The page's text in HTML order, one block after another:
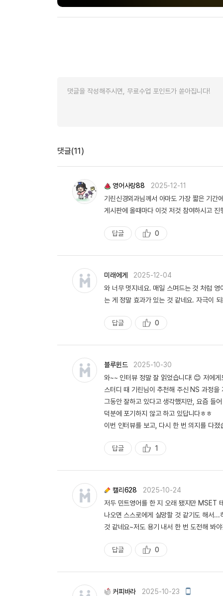
댓글(11)
영어사랑88
2025-12-11
기린신경외과님께서 아마도 가장 짧은 기간
게시판에 올때마다 이것 저것 참여하시고
답글
추
천
0
미래에게
2025-12-04
와 너무 멋지네요. 매일 스며드는 것 처럼
는 게 정말 효과가 있는 것 같네요. 자극이
답글
추
천
0
블루윈드
2025-10-30
와~~ 인터뷰 정말 잘 읽었습니다! 😊 저에
스터디 때 기린님이 추천해 주신 NS 과정을
그동안 잘하고 있다고 생각했지만, 요즘 들
덕분에 포기하지 않고 하고 있답니다ㅎㅎ
이번 인터뷰를 보고, 다시 한 번 의지를 다
답글
추
천
1
캘리628
2025-10-24
저두 민트영어를 한 지 오래 됐지만 MSET
나오면 스스로에게 실망할 것 같기도 해서
것 같네요~저도 용기 내서 한 번 도전해 봐
답글
추
천
0
커피바라 2025-10-23
모